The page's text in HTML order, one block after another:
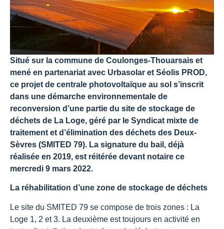
Situé sur la commune de Coulonges-Thouarsais et
mené en partenariat avec Urbasolar et Séolis PROD,
ce projet de centrale photovoltaïque au sol s’inscrit
dans une démarche environnementale de
reconversion d’une partie du site de stockage de
déchets de La Loge, géré par le Syndicat mixte de
traitement et d’élimination des déchets des Deux-
Sèvres (SMITED 79). La signature du bail, déjà
réalisée en 2019, est réitérée devant notaire ce
mercredi 9 mars 2022.
La réhabilitation d’une zone de stockage de déchets
Le site du SMITED 79 se compose de trois zones : La
Loge 1, 2 et 3. La deuxième est toujours en activité en